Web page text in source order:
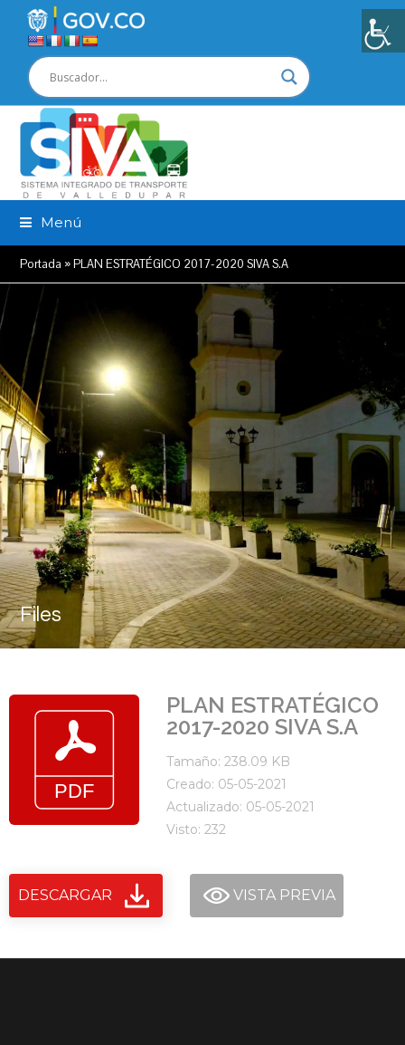
Menú
Portada »PLAN ESTRATÉGICO 2017-2020 SIVA S.A
Files
PLAN ESTRATÉGICO
2017-2020 SIVA S.A
Tamaño: 238.09 KB
Creado: 05-05-2021
Actualizado: 05-05-2021
Visto: 232
DESCARGAR VISTA PREVIA